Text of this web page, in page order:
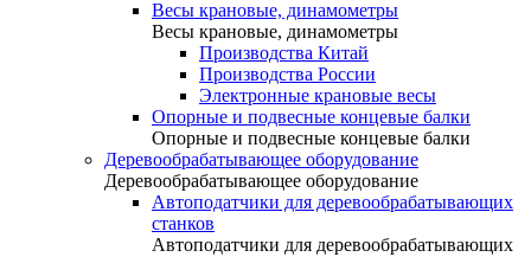
Весы крановые, динамометры
Весы крановые, динамометры
Производства Китай
Производства России
Электронные крановые весы
Опорные и подвесные концевые балки
Опорные и подвесные концевые балки
Деревообрабатывающее оборудование
Деревообрабатывающее оборудование
Автоподатчики для деревообрабатывающих
станков
Автоподатчики для деревообрабатывающих